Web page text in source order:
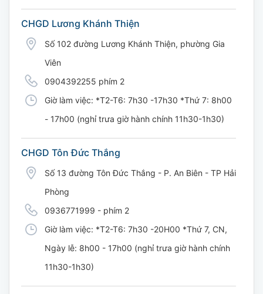
CHGD Lương Khánh Thiện
Số 102 đường Lương Khánh Thiện, phường Gia
Viên
0904392255 phím 2
Giờ làm việc: *T2-T6: 7h30 -17h30 *Thứ 7: 8h00
- 17h00 (nghỉ trưa giờ hành chính 11h30-1h30)
CHGD Tôn Đức Thắng
Số 13 đường Tôn Đức Thắng - P. An Biên - TP Hải
Phòng
0936771999 - phím 2
Giờ làm việc: *T2-T6: 7h30 -20H00 *Thứ 7, CN,
Ngày lễ: 8h00 - 17h00 (nghỉ trưa giờ hành chính
11h30-1h30)